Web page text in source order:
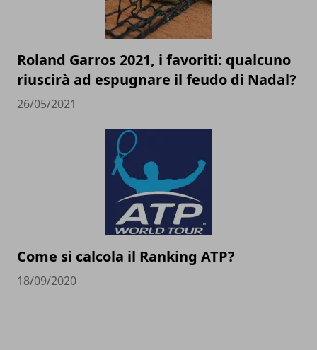
Roland Garros 2021, i favoriti: qualcuno
riuscirà ad espugnare il feudo di Nadal?
26/05/2021
Come si calcola il Ranking ATP?
18/09/2020